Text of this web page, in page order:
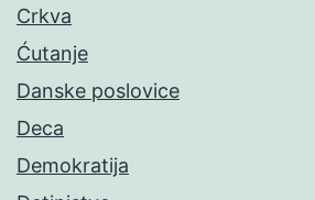
Crkva
Ćutanje
Danske poslovice
Deca
Demokratija